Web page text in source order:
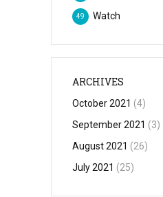
Watch
49
ARCHIVES
October 2021 (4)
September 2021 (3)
August 2021 (26)
July 2021 (25)